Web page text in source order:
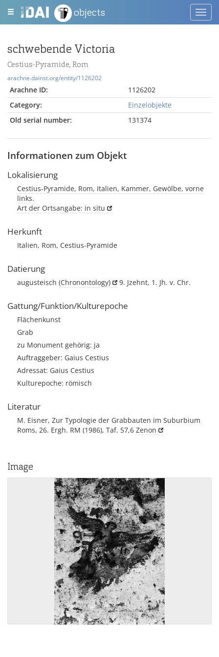
objects
schwebende Victoria
Cestius-Pyramide, Rom
arachne.dainst.org/entity/1126202
Arachne ID:
1126202
Category:
Einzelobjekte
Old serial number:
131374
Informationen zum Objekt
Lokalisierung
Cestius-Pyramide, Rom, Italien, Kammer, Gewölbe, vorne
links.
Art der Ortsangabe: in situ
Herkunft
Italien, Rom, Cestius-Pyramide
Datierung
augusteisch (Chronontology) 9. Jzehnt, 1. Jh. v. Chr.
Gattung/Funktion/Kulturepoche
Flächenkunst
Grab
zu Monument gehörig: ja
Auftraggeber: Gaius Cestius
Adressat: Gaius Cestius
Kulturepoche: römisch
Literatur
M. Eisner, Zur Typologie der Grabbauten im Suburbium
Roms, 26. Ergh. RM (1986), Taf. 57,6 Zenon
Image